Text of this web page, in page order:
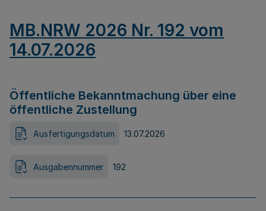
MB.NRW 2026 Nr. 192 vom
14.07.2026
Öffentliche Bekanntmachung über eine
öffentliche Zustellung
Ausfertigungsdatum 13.07.2026
Ausgabennummer 192